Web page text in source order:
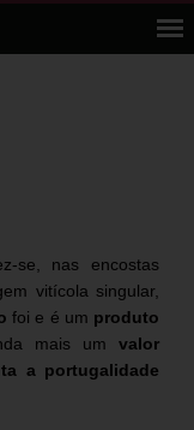
se, nas encostas
vitícola singular,
foi e é um produto
mais um valor
a portugalidade